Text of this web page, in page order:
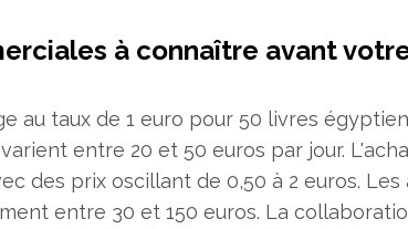
à connaître avant
au taux de 1 euro pour 50 livres
entre 20 et 50 euros par jour.
des prix oscillant de 0,50 à 2 euros. Les
entre 30 et 150 euros. La